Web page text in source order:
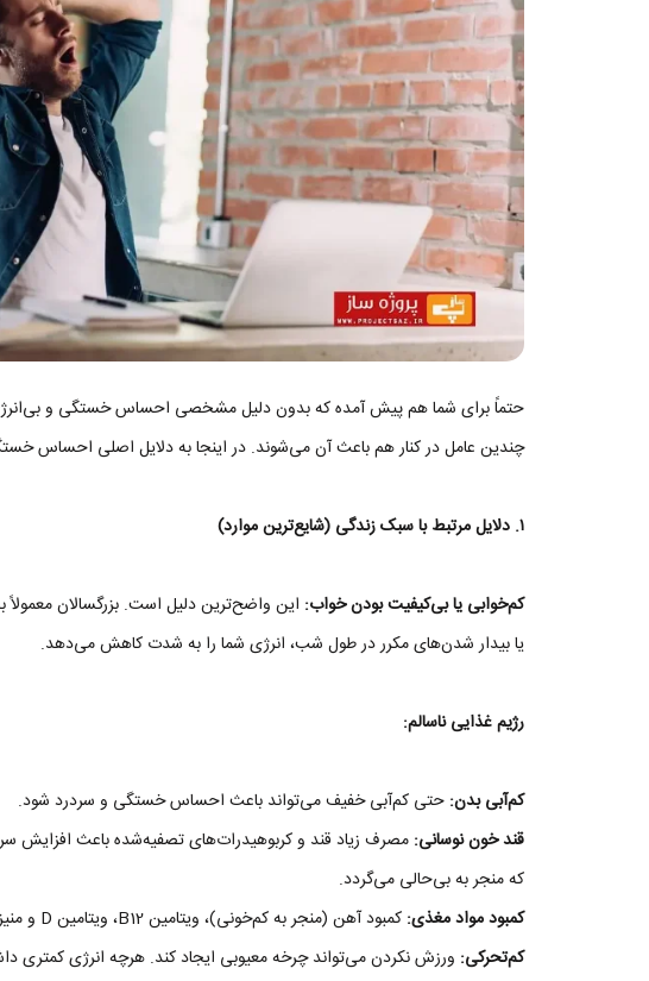
حتماً برای شما هم پیش آمده که بدون دلیل مشخصی احساس خستگی و
چندین عامل در کنار هم باعث آن می‌شوند. در اینجا به دلایل اصلی احساس
۱. دلایل مرتبط با سبک زندگی (شایع‌ترین موارد)
کم‌خوابی یا بی‌کیفیت بودن خواب:
یا بیدار شدن‌های مکرر در طول شب، انرژی شما را به شدت کاهش می‌دهد.
رژیم غذایی ناسالم:
کم‌آبی بدن: حتی کم‌آبی خفیف می‌تواند باعث احساس خستگی و سردرد شود.
قند خون نوسانی: مصرف زیاد قند و کربوهیدرات‌های تصفیه‌شده باعث
که منجر به بی‌حالی می‌گردد.
کمبود مواد مغذی: کمبود آهن (منجر به کم‌خونی)، ویتامین B12، ویتامین D و منیزیم می‌تواند باعث خستگی شدید شود.
کم‌تحرکی: ورزش نکردن می‌تواند چرخه معیوبی ایجاد کند. هرچه انرژی کمتری